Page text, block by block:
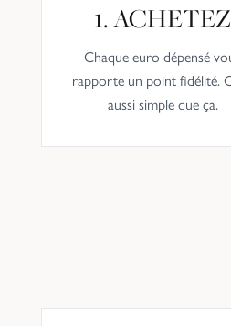
1. ACHETEZ
Chaque euro dépensé
rapporte un point fidélité.
aussi simple que ça.